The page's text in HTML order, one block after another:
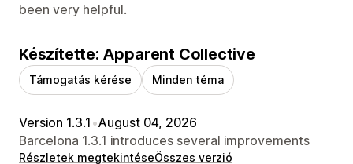
been very helpful.
Készítette: Apparent Collective
Támogatás kérése Minden téma
Version 1.3.1 •August 04, 2026
Barcelona 1.3.1 introduces several improvements
Részletek megtekintéseÖsszes verzió